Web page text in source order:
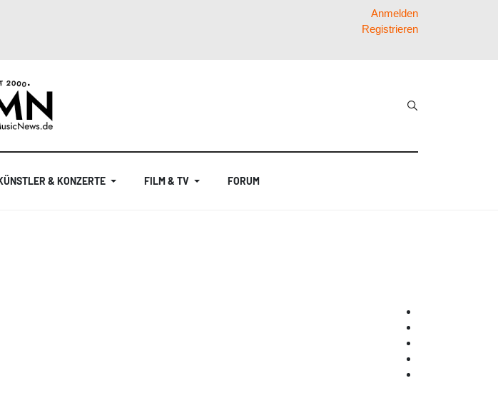
Anmelden
Registrieren
& KONZERTE FILM & TV FORUM